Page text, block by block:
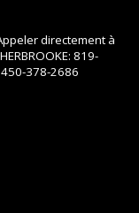
directement à
819-
450-378-2686